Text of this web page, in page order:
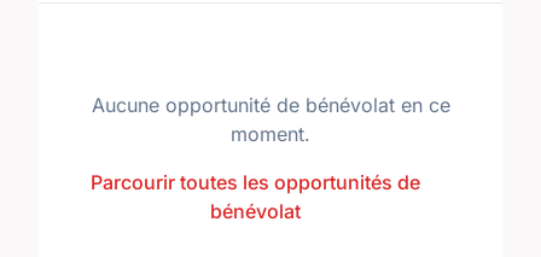
Aucune opportunité de bénévolat en ce
moment.
Parcourir toutes les opportunités de
bénévolat